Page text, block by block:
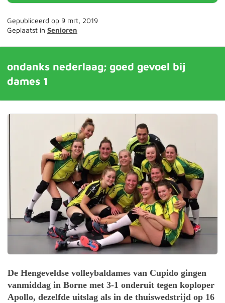
Gepubliceerd op 9 mrt, 2019
Geplaatst in Senioren
ondanks nederlaag; goed gevoel bij
dames 1
De Hengeveldse volleybaldames van Cupido gingen
vanmiddag in Borne met 3-1 onderuit tegen koploper
Apollo, dezelfde uitslag als in de thuiswedstrijd op 16